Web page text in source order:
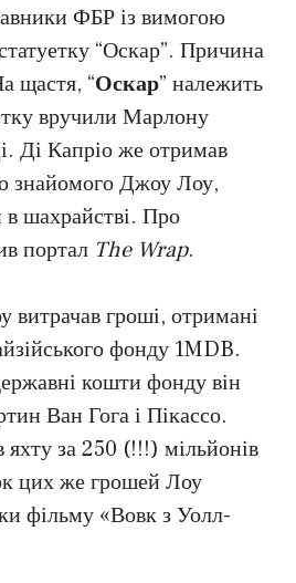
ФБР із вимогою
“Оскар”. Причина
щастя, “Оскар” належить
вручили Марлону
Ді Капріо же отримав
знайомого Джоу Лоу,
в шахрайстві. Про
портал The Wrap.
витрачав гроші, отримані
фонду 1MDB.
кошти фонду він
Ван Гога і Пікассо.
за 250 (!!!) мільйонів
цих же грошей Лоу
фільму «Вовк з Уолл-